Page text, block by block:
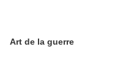
Art de la guerre